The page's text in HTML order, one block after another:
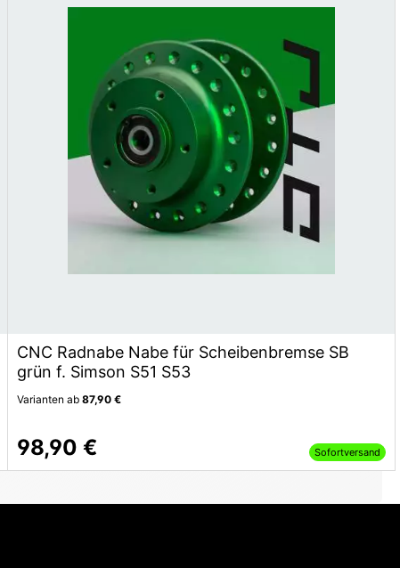
CNC Radnabe Nabe für Scheibenbremse SB
grün f. Simson S51 S53
Varianten ab 87,90 €
98,90 € Sofortversand